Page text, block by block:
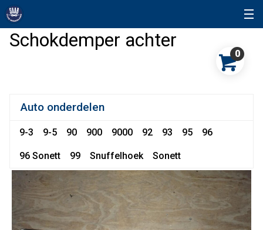
Schokdemper achter
0
Auto onderdelen
9-3 9-5 90 900 9000 92 93 95 96
96 Sonett 99 Snuffelhoek Sonett